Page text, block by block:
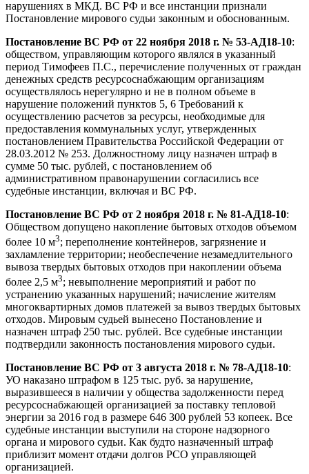
нарушениях в МКД. ВС РФ и все инстанции признали
Постановление мирового судьи законным и обоснованным.
Постановление ВС РФ от 22 ноября 2018 г. № 53-АД18-10:
обществом, управляющим которого являлся в указанный
период Тимофеев П.С., перечисление полученных от граждан
денежных средств ресурсоснабжающим организациям
осуществлялось нерегулярно и не в полном объеме в
нарушение положений пунктов 5, 6 Требований к
осуществлению расчетов за ресурсы, необходимые для
предоставления коммунальных услуг, утвержденных
постановлением Правительства Российской Федерации от
28.03.2012 № 253. Должностному лицу назначен штраф в
сумме 50 тыс. рублей, с постановлением об
административном правонарушении согласились все
судебные инстанции, включая и ВС РФ.
Постановление ВС РФ от 2 ноября 2018 г. № 81-АД18-10:
Обществом допущено накопление бытовых отходов объемом
более 10 м3; переполнение контейнеров, загрязнение и
захламление территории; необеспечение незамедлительного
вывоза твердых бытовых отходов при накоплении объема
более 2,5 м3; невыполнение мероприятий и работ по
устранению указанных нарушений; начисление жителям
многоквартирных домов платежей за вывоз твердых бытовых
отходов. Мировым судьей вынесено Постановление и
назначен штраф 250 тыс. рублей. Все судебные инстанции
подтвердили законность постановления мирового судьи.
Постановление ВС РФ от 3 августа 2018 г. № 78-АД18-10:
УО наказано штрафом в 125 тыс. руб. за нарушение,
выразившееся в наличии у общества задолженности перед
ресурсоснабжающей организацией за поставку тепловой
энергии за 2016 год в размере 646 300 рублей 53 копеек. Все
судебные инстанции выступили на стороне надзорного
органа и мирового судьи. Как будто назначенный штраф
приблизит момент отдачи долгов РСО управляющей
организацией.